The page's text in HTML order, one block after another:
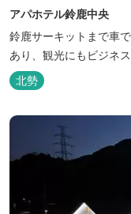
アパホテル鈴鹿中央
鈴鹿サーキットまで車
あり、観光にもビジネ
北勢